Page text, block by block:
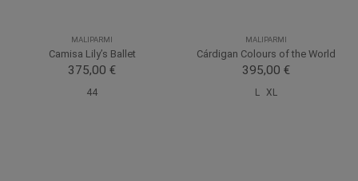
MALIPARMI
Camisa Lily’s Ballet
375,00 €
44
MALIPARMI
Cárdigan Colours of the World
395,00 €
L XL